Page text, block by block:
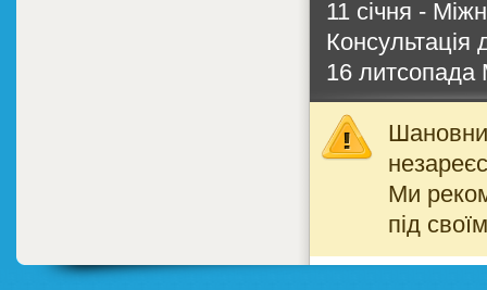
11 січня -
Консультація
16 литсопада
Ми
під